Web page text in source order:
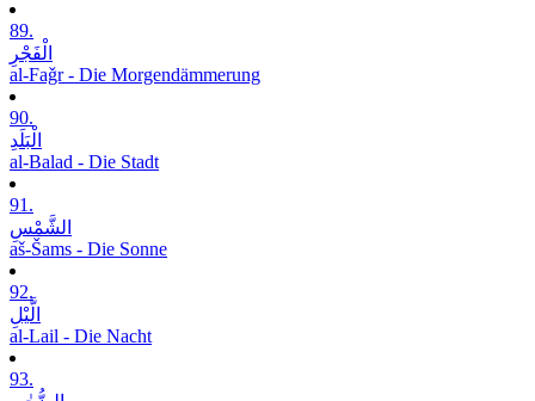
89.
الْفَجْرِ
al-Faǧr - Die Morgendämmerung
90.
الْبَلَدِ
al-Balad - Die Stadt
91.
الشَّمْسِ
aš-Šams - Die Sonne
92.
الَّیْلِ
al-Lail - Die Nacht
93.